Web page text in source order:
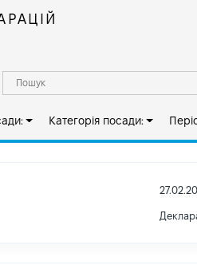
Категорія посади: